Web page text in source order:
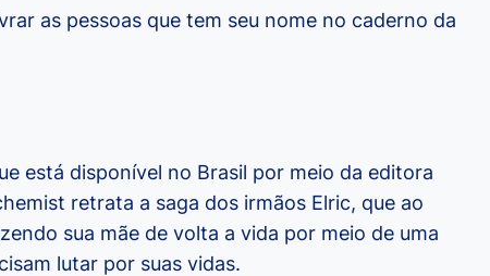
as pessoas que tem seu nome no caderno da
está disponível no Brasil por meio da editora
retrata a saga dos irmãos Elric, que ao
sua mãe de volta a vida por meio de uma
lutar por suas vidas.